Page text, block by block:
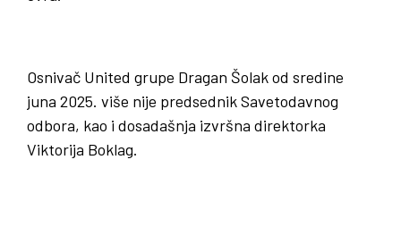
Osnivač United grupe Dragan Šolak od sredine
juna 2025. više nije predsednik Savetodavnog
odbora, kao i dosadašnja izvršna direktorka
Viktorija Boklag.